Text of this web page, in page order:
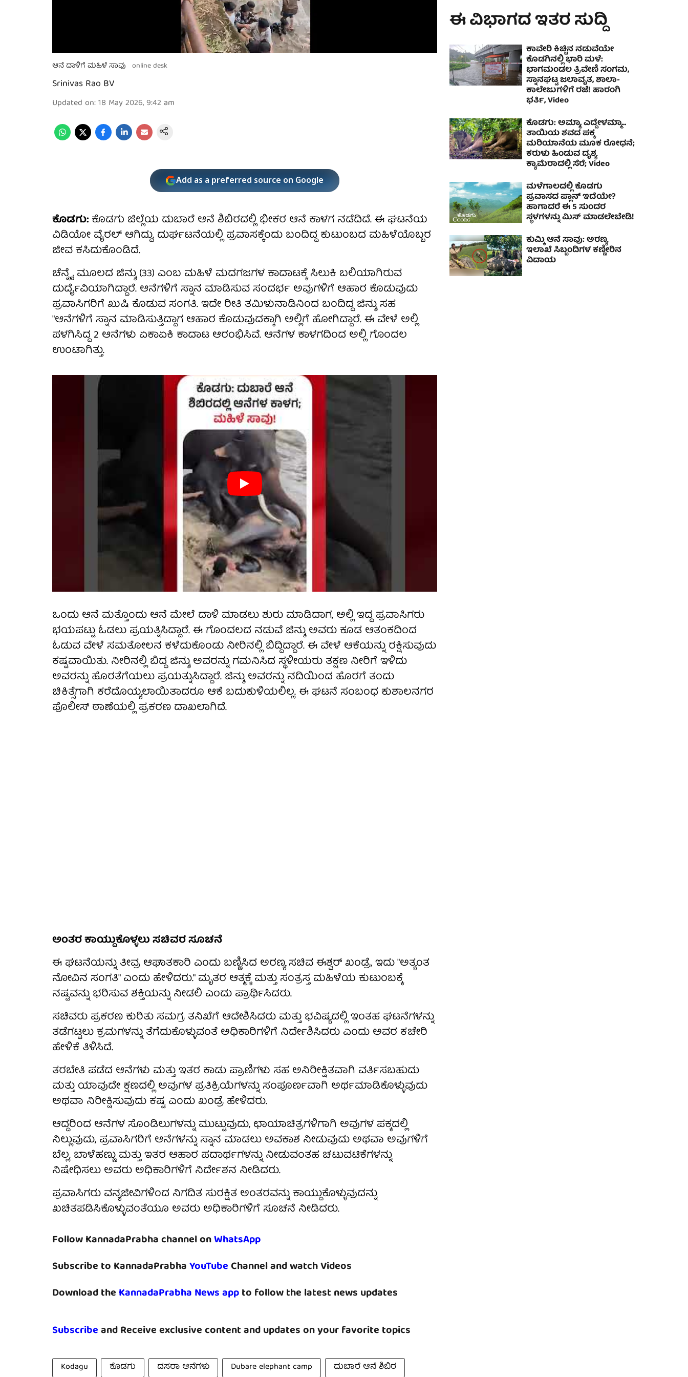
ಆನೆ ದಾಳಿಗೆ ಮಹಿಳೆ ಸಾವು online desk
Srinivas Rao BV
Updated on:18 May 2026, 9:42 am
Add as a preferred source on Google
ಕೊಡಗು: ಕೊಡಗು ಜಿಲ್ಲೆಯ ದುಬಾರೆ ಆನೆ ಶಿಬಿರದಲ್ಲಿ ಭೀಕರ ಆನೆ ಕಾಳಗ ನಡೆದಿದೆ. ಈ ಘಟನೆಯ
ವಿಡಿಯೋ ವೈರಲ್ ಆಗಿದ್ದು, ದುರ್ಘಟನೆಯಲ್ಲಿ ಪ್ರವಾಸಕ್ಕೆಂದು ಬಂದಿದ್ದ ಕುಟುಂಬದ ಮಹಿಳೆಯೊಬ್ಬರ
ಜೀವ ಕಸಿದುಕೊಂಡಿದೆ.
ಚೆನ್ನೈ ಮೂಲದ ಜಿನ್ಶು (33) ಎಂಬ ಮಹಿಳೆ ಮದಗಜಗಳ ಕಾದಾಟಕ್ಕೆ ಸಿಲುಕಿ ಬಲಿಯಾಗಿರುವ
ದುರ್ದೈವಿಯಾಗಿದ್ದಾರೆ. ಆನೆಗಳಿಗೆ ಸ್ನಾನ ಮಾಡಿಸುವ ಸಂದರ್ಭ ಅವುಗಳಿಗೆ ಆಹಾರ ಕೊಡುವುದು
ಪ್ರವಾಸಿಗರಿಗೆ ಖುಷಿ ಕೊಡುವ ಸಂಗತಿ. ಇದೇ ರೀತಿ ತಮಿಳುನಾಡಿನಿಂದ ಬಂದಿದ್ದ ಜಿನ್ಶು ಸಹ
"ಆನೆಗಳಿಗೆ ಸ್ನಾನ ಮಾಡಿಸುತ್ತಿದ್ದಾಗ ಆಹಾರ ಕೊಡುವುದಕ್ಕಾಗಿ ಅಲ್ಲಿಗೆ ಹೋಗಿದ್ದಾರೆ. ಈ ವೇಳೆ ಅಲ್ಲಿ
ಪಳಗಿಸಿದ್ದ 2 ಆನೆಗಳು ಏಕಾಏಕಿ ಕಾದಾಟ ಆರಂಭಿಸಿವೆ. ಆನೆಗಳ ಕಾಳಗದಿಂದ ಅಲ್ಲಿ ಗೊಂದಲ
ಉಂಟಾಗಿತ್ತು.
ಒಂದು ಆನೆ ಮತ್ತೊಂದು ಆನೆ ಮೇಲೆ ದಾಳಿ ಮಾಡಲು ಶುರು ಮಾಡಿದಾಗ, ಅಲ್ಲಿ ಇದ್ದ ಪ್ರವಾಸಿಗರು
ಭಯಪಟ್ಟು ಓಡಲು ಪ್ರಯತ್ನಿಸಿದ್ದಾರೆ. ಈ ಗೊಂದಲದ ನಡುವೆ ಜಿನ್ಶು ಅವರು ಕೂಡ ಆತಂಕದಿಂದ
ಓಡುವ ವೇಳೆ ಸಮತೋಲನ ಕಳೆದುಕೊಂಡು ನೀರಿನಲ್ಲಿ ಬಿದ್ದಿದ್ದಾರೆ. ಈ ವೇಳೆ ಆಕೆಯನ್ನು ರಕ್ಷಿಸುವುದು
ಕಷ್ಟವಾಯಿತು. ನೀರಿನಲ್ಲಿ ಬಿದ್ದ ಜಿನ್ಶು ಅವರನ್ನು ಗಮನಿಸಿದ ಸ್ಥಳೀಯರು ತಕ್ಷಣ ನೀರಿಗೆ ಇಳಿದು
ಅವರನ್ನು ಹೊರತೆಗೆಯಲು ಪ್ರಯತ್ನುಸಿದ್ದಾರೆ. ಜಿನ್ಶು ಅವರನ್ನು ನದಿಯಿಂದ ಹೊರಗೆ ತಂದು
ಚಿಕಿತ್ಸೆಗಾಗಿ ಕರೆದೊಯ್ಯಲಾಯಿತಾದರೂ ಆಕೆ ಬದುಕುಳಿಯಲಿಲ್ಲ. ಈ ಘಟನೆ ಸಂಬಂಧ ಕುಶಾಲನಗರ
ಪೊಲೀಸ್ ಠಾಣೆಯಲ್ಲಿ ಪ್ರಕರಣ ದಾಖಲಾಗಿದೆ.
ಅಂತರ ಕಾಯ್ದುಕೊಳ್ಳಲು ಸಚಿವರ ಸೂಚನೆ
ಈ ಘಟನೆಯನ್ನು ತೀವ್ರ ಆಘಾತಕಾರಿ ಎಂದು ಬಣ್ಣಿಸಿದ ಅರಣ್ಯ ಸಚಿವ ಈಶ್ವರ್ ಖಂಡ್ರೆ, ಇದು "ಅತ್ಯಂತ
ನೋವಿನ ಸಂಗತಿ" ಎಂದು ಹೇಳಿದರು." ಮೃತರ ಆತ್ಮಕ್ಕೆ ಮತ್ತು ಸಂತ್ರಸ್ತ ಮಹಿಳೆಯ ಕುಟುಂಬಕ್ಕೆ
ನಷ್ಟವನ್ನು ಭರಿಸುವ ಶಕ್ತಿಯನ್ನು ನೀಡಲಿ ಎಂದು ಪ್ರಾರ್ಥಿಸಿದರು.
ಸಚಿವರು ಪ್ರಕರಣ ಕುರಿತು ಸಮಗ್ರ ತನಿಖೆಗೆ ಆದೇಶಿಸಿದರು ಮತ್ತು ಭವಿಷ್ಯದಲ್ಲಿ ಇಂತಹ ಘಟನೆಗಳನ್ನು
ತಡೆಗಟ್ಟಲು ಕ್ರಮಗಳನ್ನು ತೆಗೆದುಕೊಳ್ಳುವಂತೆ ಅಧಿಕಾರಿಗಳಿಗೆ ನಿರ್ದೇಶಿಸಿದರು ಎಂದು ಅವರ ಕಚೇರಿ
ಹೇಳಿಕೆ ತಿಳಿಸಿದೆ.
ತರಬೇತಿ ಪಡೆದ ಆನೆಗಳು ಮತ್ತು ಇತರ ಕಾಡು ಪ್ರಾಣಿಗಳು ಸಹ ಅನಿರೀಕ್ಷಿತವಾಗಿ ವರ್ತಿಸಬಹುದು
ಮತ್ತು ಯಾವುದೇ ಕ್ಷಣದಲ್ಲಿ ಅವುಗಳ ಪ್ರತಿಕ್ರಿಯೆಗಳನ್ನು ಸಂಪೂರ್ಣವಾಗಿ ಅರ್ಥಮಾಡಿಕೊಳ್ಳುವುದು
ಅಥವಾ ನಿರೀಕ್ಷಿಸುವುದು ಕಷ್ಟ ಎಂದು ಖಂಡ್ರೆ ಹೇಳಿದರು.
ಆದ್ದರಿಂದ ಆನೆಗಳ ಸೊಂಡಿಲುಗಳನ್ನು ಮುಟ್ಟುವುದು, ಛಾಯಾಚಿತ್ರಗಳಿಗಾಗಿ ಅವುಗಳ ಪಕ್ಕದಲ್ಲಿ
ನಿಲ್ಲುವುದು, ಪ್ರವಾಸಿಗರಿಗೆ ಆನೆಗಳನ್ನು ಸ್ನಾನ ಮಾಡಲು ಅವಕಾಶ ನೀಡುವುದು ಅಥವಾ ಅವುಗಳಿಗೆ
ಬೆಲ್ಲ, ಬಾಳೆಹಣ್ಣು ಮತ್ತು ಇತರ ಆಹಾರ ಪದಾರ್ಥಗಳನ್ನು ನೀಡುವಂತಹ ಚಟುವಟಿಕೆಗಳನ್ನು
ನಿಷೇಧಿಸಲು ಅವರು ಅಧಿಕಾರಿಗಳಿಗೆ ನಿರ್ದೇಶನ ನೀಡಿದರು.
ಪ್ರವಾಸಿಗರು ವನ್ಯಜೀವಿಗಳಿಂದ ನಿಗದಿತ ಸುರಕ್ಷಿತ ಅಂತರವನ್ನು ಕಾಯ್ದುಕೊಳ್ಳುವುದನ್ನು
ಖಚಿತಪಡಿಸಿಕೊಳ್ಳುವಂತೆಯೂ ಅವರು ಅಧಿಕಾರಿಗಳಿಗೆ ಸೂಚನೆ ನೀಡಿದರು.
Follow KannadaPrabha channel onWhatsApp
Subscribe to KannadaPrabhaYouTubeChannel and watch Videos
Download the KannadaPrabha News appto follow the latest news updates
Subscribeand Receive exclusive content and updates on your favorite topics
Kodagu ಕೊಡಗು ದಸರಾ ಆನೆಗಳು Dubare elephant camp ದುಬಾರೆ ಆನೆ ಶಿಬಿರ
ಈ ವಿಭಾಗದ ಇತರ ಸುದ್ದಿ
ಕಾವೇರಿ ಕಿಚ್ಚಿನ ನಡುವೆಯೇ
ಕೊಡಗಿನಲ್ಲಿ ಭಾರಿ ಮಳೆ:
ಭಾಗಮಂಡಲ‌ ತ್ರಿವೇಣಿ ಸಂಗಮ,
ಸ್ನಾನಘಟ್ಟ ಜಲಾವೃತ, ಶಾಲಾ-
ಕಾಲೇಜುಗಳಿಗೆ ರಜೆ! ಹಾರಂಗಿ
ಭರ್ತಿ, Video
ಕೊಡಗು: ಅಮ್ಮಾ, ಎದ್ದೇಳಮ್ಮಾ...
ತಾಯಿಯ ಶವದ ಪಕ್ಕ
ಮರಿಯಾನೆಯ ಮೂಕ ರೋಧನೆ;
ಕರುಳು ಹಿಂಡುವ ದೃಶ್ಯ
ಕ್ಯಾಮೆರಾದಲ್ಲಿ ಸೆರೆ; Video
ಮಳೆಗಾಲದಲ್ಲಿ ಕೊಡಗು
ಪ್ರವಾಸದ ಪ್ಲಾನ್ ಇದೆಯೇ?
ಹಾಗಾದರೆ ಈ 5 ಸುಂದರ
ಸ್ಥಳಗಳನ್ನು ಮಿಸ್ ಮಾಡಲೇಬೇಡಿ!
ಕುಮ್ಕಿ ಆನೆ ಸಾವು: ಅರಣ್ಯ
ಇಲಾಖೆ ಸಿಬ್ಬಂದಿಗಳ ಕಣ್ಣೀರಿನ
ವಿದಾಯ